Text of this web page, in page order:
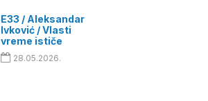
E33 / Aleksandar
Ivković / Vlasti
vreme ističe
28.05.2026.